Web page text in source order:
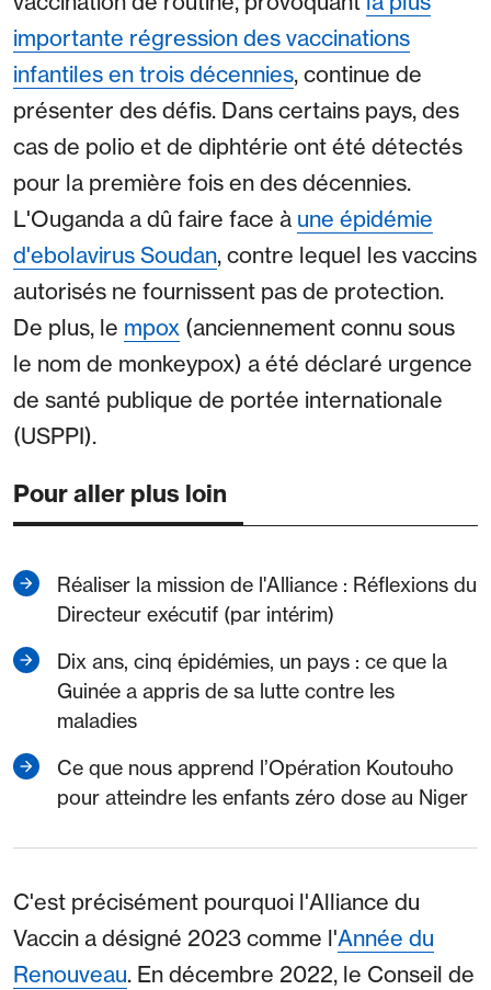
importante régression des vaccinations
infantiles en trois décennies, continue de
présenter des défis. Dans certains pays, des
cas de polio et de diphtérie ont été détectés
pour la première fois en des décennies.
L'Ouganda a dû faire face à une épidémie
d'ebolavirus Soudan, contre lequel les vaccins
autorisés ne fournissent pas de protection.
De plus, le mpox (anciennement connu sous
le nom de monkeypox) a été déclaré urgence
de santé publique de portée internationale
(USPPI).
Pour aller plus loin
Réaliser la mission de l'Alliance : Réflexions du
Directeur exécutif (par intérim)
Dix ans, cinq épidémies, un pays : ce que la
Guinée a appris de sa lutte contre les
maladies
Ce que nous apprend l’Opération Koutouho
pour atteindre les enfants zéro dose au Niger
C'est précisément pourquoi l'Alliance du
Vaccin a désigné 2023 comme l'Année du
Renouveau. En décembre 2022, le Conseil de